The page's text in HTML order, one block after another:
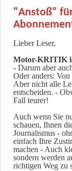
"Anstoß"
Lieber Leser,
Motor-KRITIK
- Darum aber
Oder anders:
Aber nicht alle
entscheiden. -
Fall teurer!
Auch wenn Sie
schauen, Ihnen
Journalismus -
einfach Ihre
machen - Auch
sondern werden
richtigen Weg zu